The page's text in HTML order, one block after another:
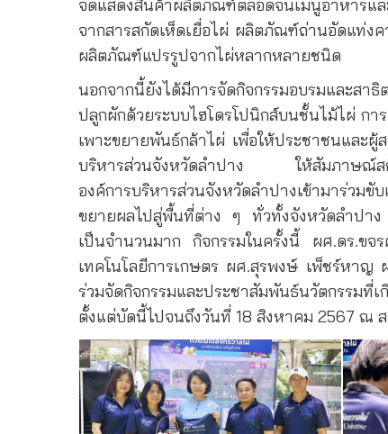
จัดแสดงสินค้าผลิตภัณฑ์ตลอดจนเมนูอาหารแ
จากสารสกัดเห็ดเยื่อไผ่ ผลิตภัณฑ์ถ่านอัดแท่งค
ผลิตภัณฑ์แปรรูปจากไผ่หลากหลายชนิด
นอกจากนี้ยังได้มีการจัดกิจกรรมอบรมและส
ปลูกผักด้วยระบบไฮโดรโปนิกส์บนชั้นไม้ไผ่ ก
เพาะขยายพันธ์กล้าไผ่ เพื่อให้ประชาชนและผู้
บริหารส่วนจังหวัดลำปาง ให้สัมภาษณ์สกู๊ป
องค์การบริหารส่วนจังหวัดลำปางเข้ามาร่วม
ขยายผลไปสู่พื้นที่ต่าง ๆ ทั่วทั้งจังหวัดลำปาง
เป็นจำนวนมาก กิจกรรมในครั้งนี้ ผศ.ดร.ข
เทคโนโลยีการเกษตร ผศ.สุรพงษ์ เพ็ชร์หาญ
ร่วมจัดกิจกรรมและประชาสัมพันธ์นวัตกรรม
ตั้งแต่บัดนี้ไปจนถึงวันที่ 18 สิงหาคม 2567 ณ